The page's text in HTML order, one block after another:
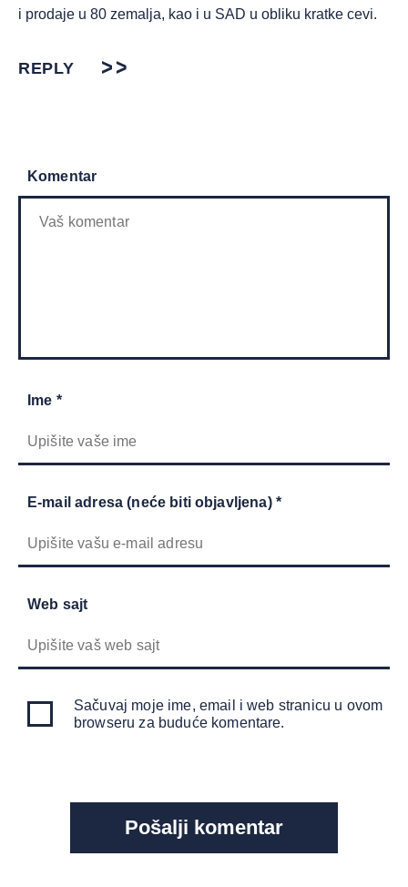
i prodaje u 80 zemalja, kao i u SAD u obliku kratke cevi.
REPLY
Komentar
Ime *
E-mail adresa (neće biti objavljena) *
Web sajt
Sačuvaj moje ime, email i web stranicu u ovom
browseru za buduće komentare.